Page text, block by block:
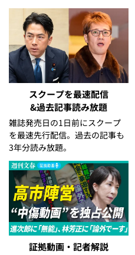
スクープを最速配信
&過去記事読み放題
雑誌発売日の1日前にスクープ
を最速先行配信。過去の記事も
3年分読み放題。
証拠動画・記者解説